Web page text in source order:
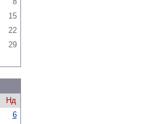
15
22
29
Нд
6